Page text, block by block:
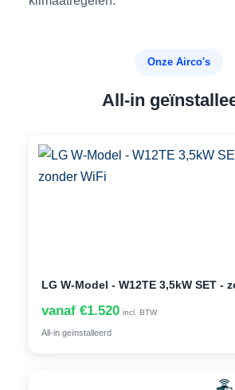
Onze Airco's
All-in
LG W-Model - W12TE 3,5kW SET -
vanaf €1.520 incl. BTW
All-in geïnstalleerd